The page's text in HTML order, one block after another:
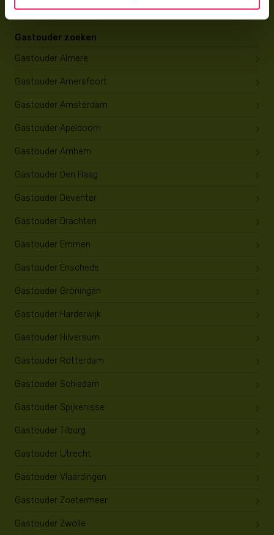
Gastouder zoeken
Gastouder Almere
Gastouder Amersfoort
Gastouder Amsterdam
Gastouder Apeldoorn
Gastouder Arnhem
Gastouder Den Haag
Gastouder Deventer
Gastouder Drachten
Gastouder Emmen
Gastouder Enschede
Gastouder Groningen
Gastouder Harderwijk
Gastouder Hilversum
Gastouder Rotterdam
Gastouder Schiedam
Gastouder Spijkenisse
Gastouder Tilburg
Gastouder Utrecht
Gastouder Vlaardingen
Gastouder Zoetermeer
Gastouder Zwolle